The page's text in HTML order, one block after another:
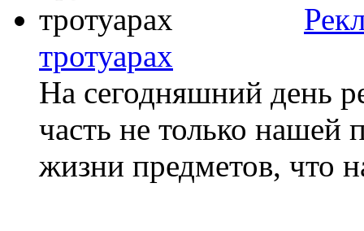
тротуарах
На сегодняшний день
часть не только нашей
жизни предметов, что